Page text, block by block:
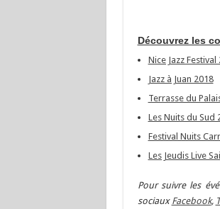
Découvrez les
Nice Jazz
Jazz à Juan 2018
Terrasse du
Les Nuits du Sud
Festival Nuits
Les Jeudis Live
Pour suivre les
sociaux Facebook,